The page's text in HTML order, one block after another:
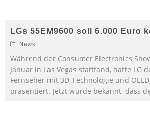
LGs 55EM9600 soll 6.000 Euro
News
Während der Consumer Electronics
Januar in Las Vegas stattfand, hatte LG
Fernseher mit 3D-Technologie und
präsentiert. Jetzt wurde bekannt, dass